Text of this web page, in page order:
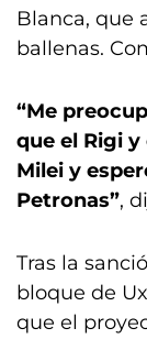
Blanca, que
ballenas.
“Me
que el Rigi y
Milei y
Petronas”,
Tras la
bloque de
que el